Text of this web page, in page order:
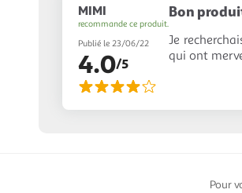
MIMI
recommande ce produit.
Publié le 23/06/22
4.0/5
Bon
Je
qui ont
Pour